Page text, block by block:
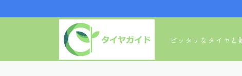
ピッタリなタイヤと